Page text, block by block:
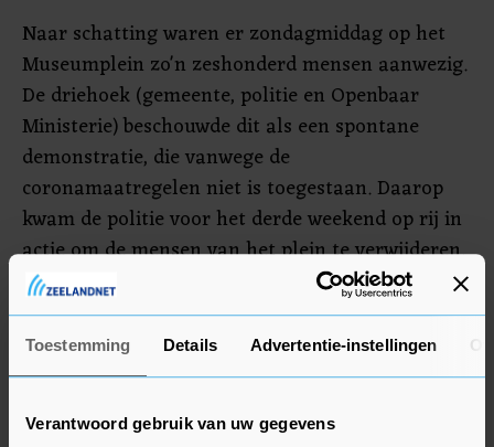
Toestemming Details Advertentie-instellingen
Verantwoord gebruik van uw gegevens
Naar schatting waren er zondagmiddag op het
Museumplein zo'n zeshonderd mensen aanwezig.
De driehoek (gemeente, politie en Openbaar
Ministerie) beschouwde dit als een spontane
demonstratie, die vanwege de
coronamaatregelen niet is toegestaan. Daarop
kwam de politie voor het derde weekend op rij in
actie om de mensen van het plein te verwijderen.
Daarbij werden agenten met voorwerpen
bekogeld. Het plein is volgens de politie beheerst
ontruimd. De inzet van het waterkanon was dit
keer niet nodig.